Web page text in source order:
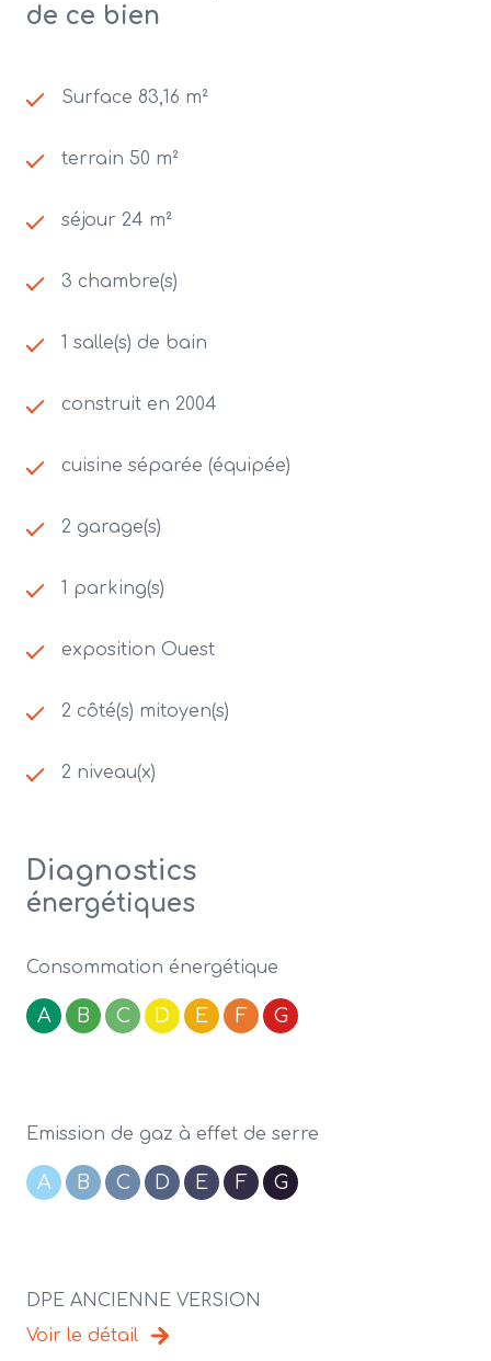
de ce bien
Surface 83,16 m²
terrain 50 m²
séjour 24 m²
3 chambre(s)
1 salle(s) de bain
construit en 2004
cuisine séparée (équipée)
2 garage(s)
1 parking(s)
exposition Ouest
2 côté(s) mitoyen(s)
2 niveau(x)
Diagnostics
énergétiques
Consommation énergétique
A B C D E F G
Emission de gaz à effet de serre
A B C D E F G
DPE ANCIENNE VERSION
Voir le détail